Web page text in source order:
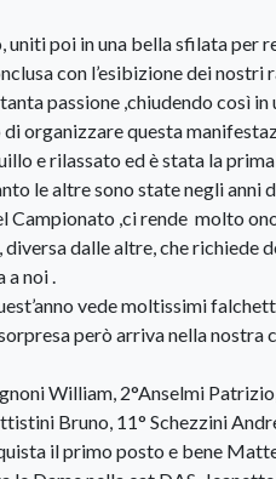
poi in una bella sfilata per
con l’esibizione dei
passione ,chiudendo così
organizzare questa
e rilassato ed è stata la
le altre sono state negli anni
Campionato ,ci rende molto
dalle altre, che
noi .
vede moltissimi
però arriva nella
William, 2°Anselmi
Bruno, 11° Schezzini
il primo posto e bene